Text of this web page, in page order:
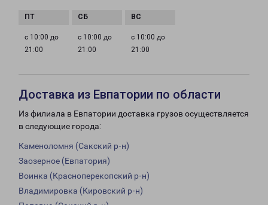
с 10:00 до
21:00
с 10:00 до
21:00
с 10:00 до
21:00
Доставка из Евпатории по области
Из филиала в Евпатории доставка грузов осуществляется
в следующие города:
Каменоломня (Сакский р-н)
Заозерное (Евпатория)
Воинка (Красноперекопский р-н)
Владимировка (Кировский р-н)